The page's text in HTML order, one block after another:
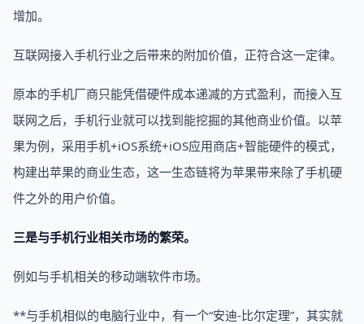
增加。
互联网接入手机行业之后带来的附加价值，正符合这一定律。
原本的手机厂商只能凭借硬件成本递减的方式盈利，而接入互
联网之后，手机行业就可以找到能挖掘的其他商业价值。以苹
果为例，采用手机+iOS系统+iOS应用商店+智能硬件的模式，
构建出苹果的商业生态，这一生态链将为苹果带来除了手机硬
件之外的用户价值。
三是与手机行业相关市场的繁荣。
例如与手机相关的移动端软件市场。
**与手机相似的电脑行业中，有一个“安迪-比尔定理”，其实就